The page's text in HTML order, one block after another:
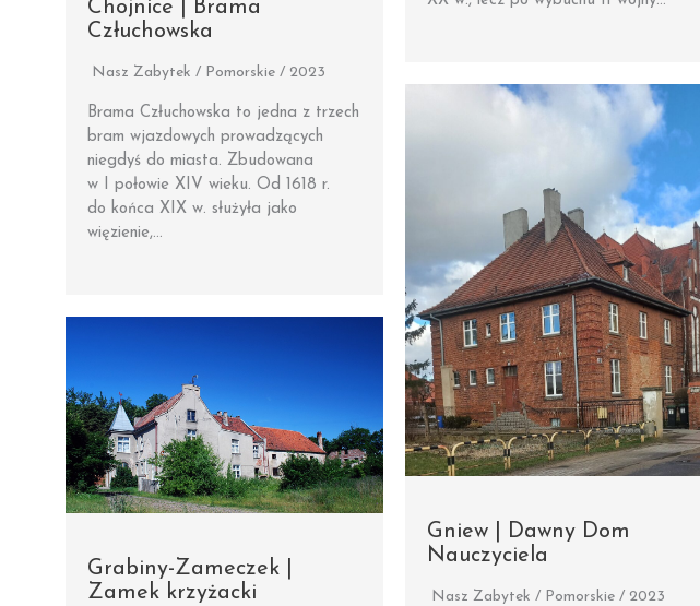
Chojnice | Brama
Człuchowska
Nasz Zabytek / Pomorskie / 2023
Brama Człuchowska to jedna z trzech
bram wjazdowych prowadzących
niegdyś do miasta. Zbudowana
w I połowie XIV wieku. Od 1618 r.
do końca XIX w. służyła jako
więzienie,…
Gniew | Dawny Dom
Nauczyciela
Nasz Zabytek / Pomorskie / 2023
Grabiny-Zameczek |
Zamek krzyżacki